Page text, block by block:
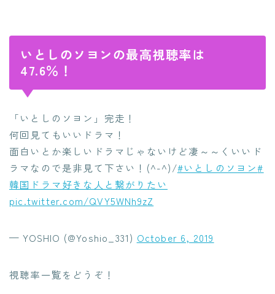
いとしのソヨンの最高視聴率は
47.6％！
「いとしのソヨン」完走！
何回見てもいいドラマ！
面白いとか楽しいドラマじゃないけど凄～～くいいド
ラマなので是非見て下さい！(^-^)/#いとしのソヨン#
韓国ドラマ好きな人と繋がりたい
pic.twitter.com/QVY5WNh9zZ
— YOSHIO (@Yoshio_331) October 6, 2019
視聴率一覧をどうぞ！